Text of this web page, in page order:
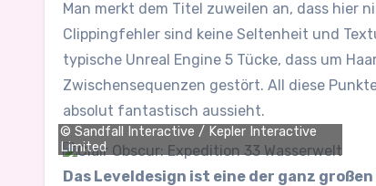
Man merkt dem Titel zuweilen an, dass hier
Clippingfehler sind keine Seltenheit und
typische Unreal Engine 5 Tücke, dass um
Zwischensequenzen gestört. All diese
absolut fantastisch aussieht.
© Sandfall Interactive / Kepler Interactive
Limited
Das Leveldesign ist eine der ganz